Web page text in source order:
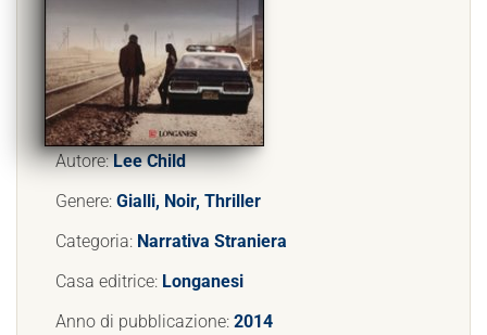
Autore:Lee Child
Genere: Gialli, Noir, Thriller
Categoria: Narrativa Straniera
Casa editrice: Longanesi
Anno di pubblicazione: 2014